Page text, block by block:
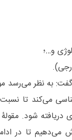
به نظر می‌رسد
می‌کند تا
دریافته شود.
تا در